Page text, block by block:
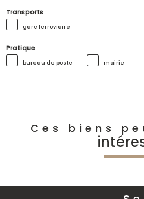
Transports
gare ferroviaire
Pratique
bureau de poste mairie
Ces biens